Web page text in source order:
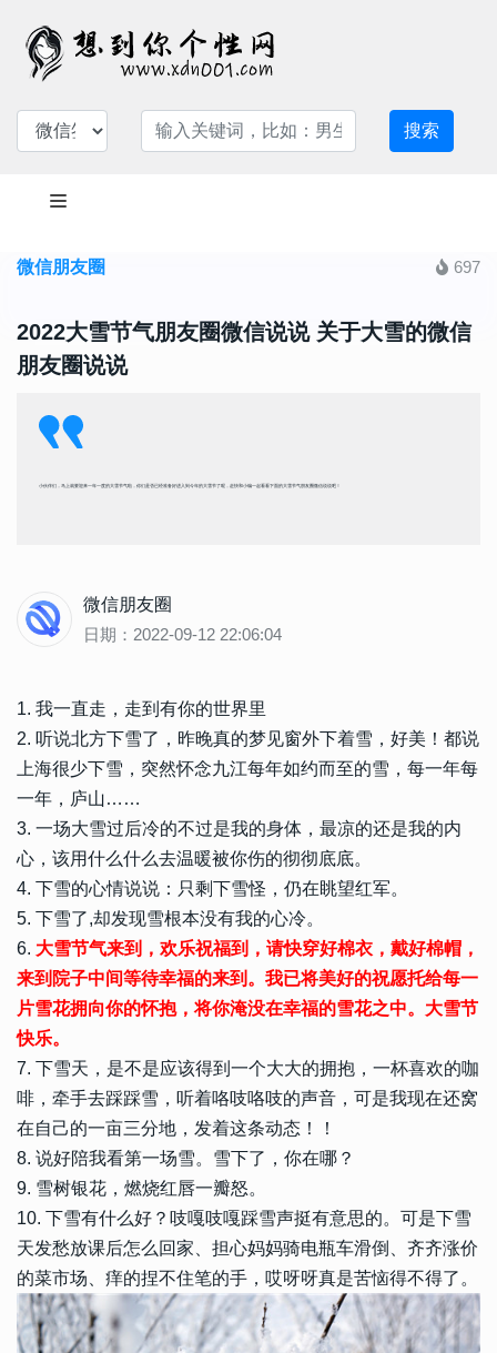
搜索
微信朋友圈 697
2022大雪节气朋友圈微信说说 关于大雪的微信
朋友圈说说
小伙伴们，马上就要迎来一年一度的大雪节气啦，你们是否已经准备好进入到今年的大雪节了呢，赶快和小编一起看看下面的大雪节气朋友圈微信说说吧！
微信朋友圈
日期：2022-09-12 22:06:04
1. 我一直走，走到有你的世界里
2. 听说北方下雪了，昨晚真的梦见窗外下着雪，好美！都说
上海很少下雪，突然怀念九江每年如约而至的雪，每一年每
一年，庐山……
3. 一场大雪过后冷的不过是我的身体，最凉的还是我的内
心，该用什么什么去温暖被你伤的彻彻底底。
4. 下雪的心情说说：只剩下雪怪，仍在眺望红军。
5. 下雪了,却发现雪根本没有我的心冷。
6. 大雪节气来到，欢乐祝福到，请快穿好棉衣，戴好棉帽，
来到院子中间等待幸福的来到。我已将美好的祝愿托给每一
片雪花拥向你的怀抱，将你淹没在幸福的雪花之中。大雪节
快乐。
7. 下雪天，是不是应该得到一个大大的拥抱，一杯喜欢的咖
啡，牵手去踩踩雪，听着咯吱咯吱的声音，可是我现在还窝
在自己的一亩三分地，发着这条动态！！
8. 说好陪我看第一场雪。雪下了，你在哪？
9. 雪树银花，燃烧红唇一瓣怒。
10. 下雪有什么好？吱嘎吱嘎踩雪声挺有意思的。可是下雪
天发愁放课后怎么回家、担心妈妈骑电瓶车滑倒、齐齐涨价
的菜市场、痒的捏不住笔的手，哎呀呀真是苦恼得不得了。